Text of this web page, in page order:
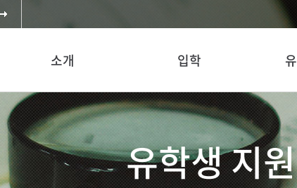
소개 입학
유학생 지원